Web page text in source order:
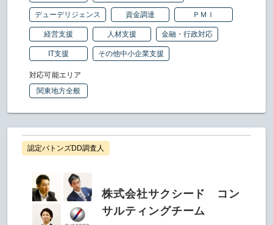
デューデリジェンス 資金調達 ＰＭＩ
経営支援 人材支援 金融・行政対応
IT支援 その他中小企業支援
対応可能エリア
関東地方全般
認定バトンズDD調査人
株式会社サクシード コン
サルティングチーム